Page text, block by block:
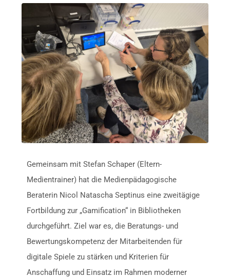
Gemeinsam mit Stefan Schaper (Eltern-
Medientrainer) hat die Medienpädagogische
Beraterin Nicol Natascha Septinus eine zweitägige
Fortbildung zur „Gamification“ in Bibliotheken
durchgeführt. Ziel war es, die Beratungs- und
Bewertungskompetenz der Mitarbeitenden für
digitale Spiele zu stärken und Kriterien für
Anschaffung und Einsatz im Rahmen moderner